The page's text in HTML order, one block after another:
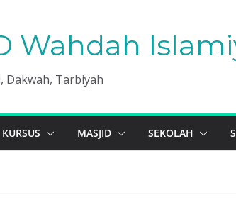
Wahdah
Dakwah, Tarbiyah
KURSUS MASJID SEKOLAH